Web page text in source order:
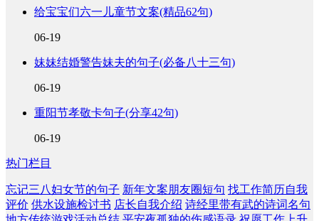
给宝宝们六一儿童节文案(精品62句)
06-19
妹妹结婚警告妹夫的句子(必备八十三句)
06-19
重阳节孝敬卡句子(分享42句)
06-19
热门栏目
忘记三八妇女节的句子 新年文案朋友圈短句 找工作简历自我
评价 供水设施检讨书 店长自我介绍 诗经里带有武的诗词名句